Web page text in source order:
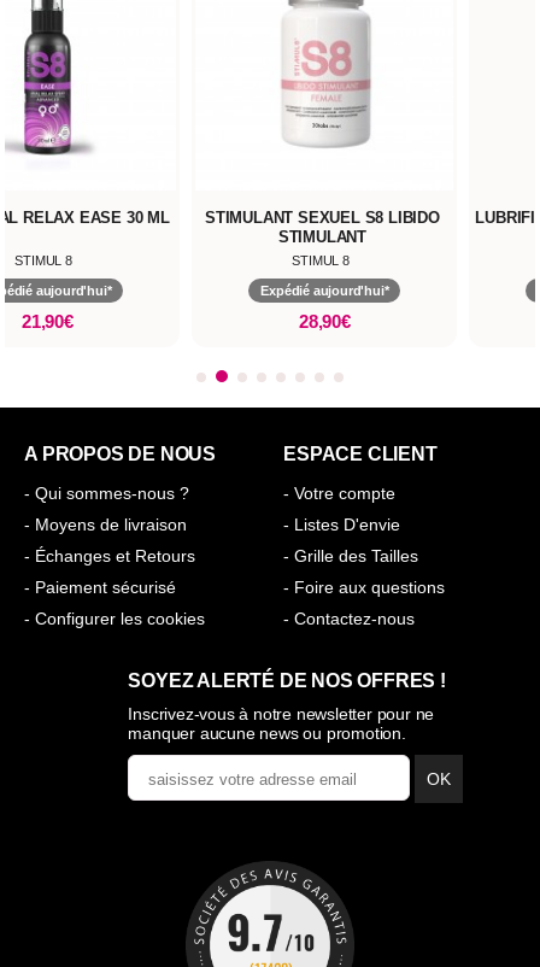
RELAX EASE 30 ML
STIMUL 8
aujourd'hui*
21,90€
STIMULANT SEXUEL S8 LIBIDO
STIMULANT
STIMUL 8
Expédié aujourd'hui*
28,90€
A PROPOS DE NOUS
- Qui sommes-nous ?
- Moyens de livraison
- Échanges et Retours
- Paiement sécurisé
- Configurer les cookies
ESPACE CLIENT
- Votre compte
- Listes D'envie
- Grille des Tailles
- Foire aux questions
- Contactez-nous
SOYEZ ALERTÉ DE NOS OFFRES !
Inscrivez-vous à notre newsletter pour ne
manquer aucune news ou promotion.
OK